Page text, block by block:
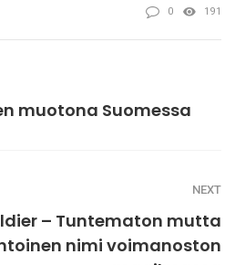
0 191
muotona Suomessa
NEXT
– Tuntematon mutta
nimi voimanoston